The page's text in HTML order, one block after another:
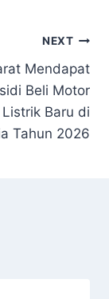
NEXT
Mendapat
Beli Motor
Listrik Baru di
Tahun 2026